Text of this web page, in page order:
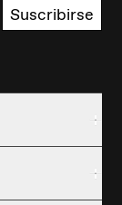
Suscribirse